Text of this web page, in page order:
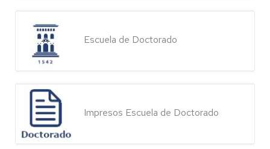
Escuela de Doctorado
Impresos Escuela de Doctorado